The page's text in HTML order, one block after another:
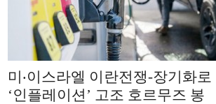
미‧이스라엘 이란전쟁-장기화로
‘인플레이션’ 고조 호르무즈 봉